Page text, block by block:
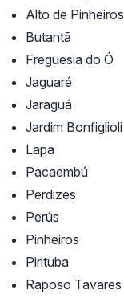
Alto de Pinheiros
Butantã
Freguesia do Ó
Jaguaré
Jaraguá
Jardim Bonfiglioli
Lapa
Pacaembú
Perdizes
Perús
Pinheiros
Pirituba
Raposo Tavares